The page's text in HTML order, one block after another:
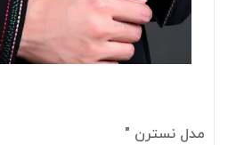
مدل نسترن "